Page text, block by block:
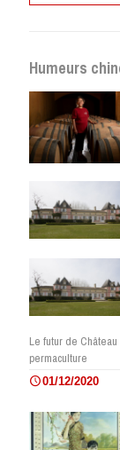
Humeurs
Le futur de
permaculture
01/12/2020